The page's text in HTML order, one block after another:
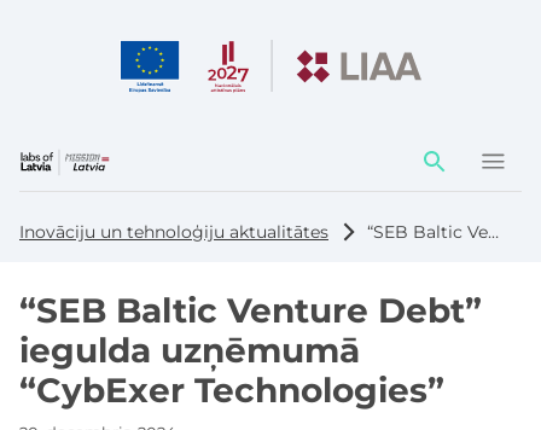
Darbības
elementi
Inovāciju un tehnoloģiju aktualitātes “SEB Baltic Venture Debt” iegulda uzņēmumā “CybExer Technologies”
“SEB Baltic Venture Debt”
iegulda uzņēmumā
“CybExer Technologies”